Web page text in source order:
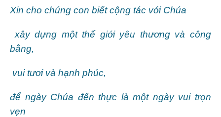
Xin cho chúng con biết cộng tác với Chúa
xây dựng một thế giới yêu thương và công
bằng,
vui tươi và hạnh phúc,
để ngày Chúa đến thực là một ngày vui trọn
vẹn